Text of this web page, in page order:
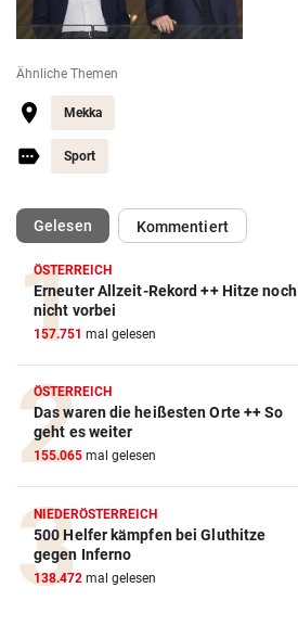
Ähnliche Themen
Mekka
Sport
Gelesen(ausgewählt)Kommentiert
ÖSTERREICH
Erneuter Allzeit-Rekord ++ Hitze noch
nicht vorbei
157.751 mal gelesen
ÖSTERREICH
Das waren die heißesten Orte ++ So
geht es weiter
155.065 mal gelesen
NIEDERÖSTERREICH
500 Helfer kämpfen bei Gluthitze
gegen Inferno
138.472 mal gelesen
Action-Cam Vergleich
ZUM VERGLEICH
Crosstrainer Vergleich
ZUM VERGLEICH
E-Bike Vergleich
ZUM VERGLEICH
Elektro-Scooter Vergleich
ZUM VERGLEICH